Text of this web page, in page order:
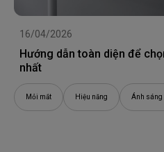
16/04/2026
Hướng dẫn toàn diện để
nhất
Mỏi mắt Hiệu năng Ánh sáng